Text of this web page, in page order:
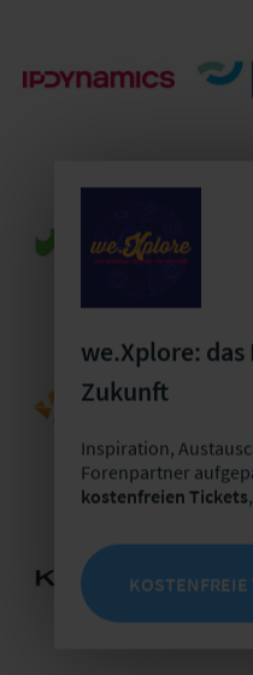
European Law
Service
GmbH
Itzehoer
Versicherung/Brandgilde
von 1691 VvaG
Keylane GmbH
we.Xplore:
Zukunft
Inspiration,
Forenpartner
kostenfreien Tickets